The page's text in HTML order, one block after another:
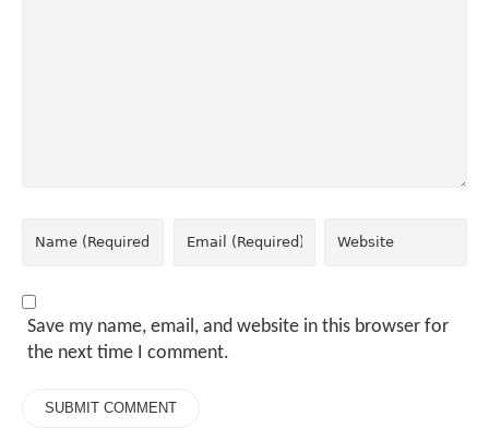
Save my name, email, and website in this browser for
the next time I comment.